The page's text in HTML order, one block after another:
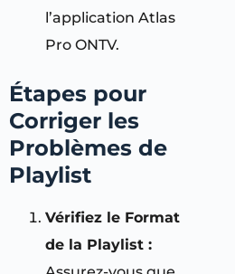
l’application Atlas
Pro ONTV.
Étapes pour
Corriger les
Problèmes de
Playlist
Vérifiez le Format
de la Playlist :